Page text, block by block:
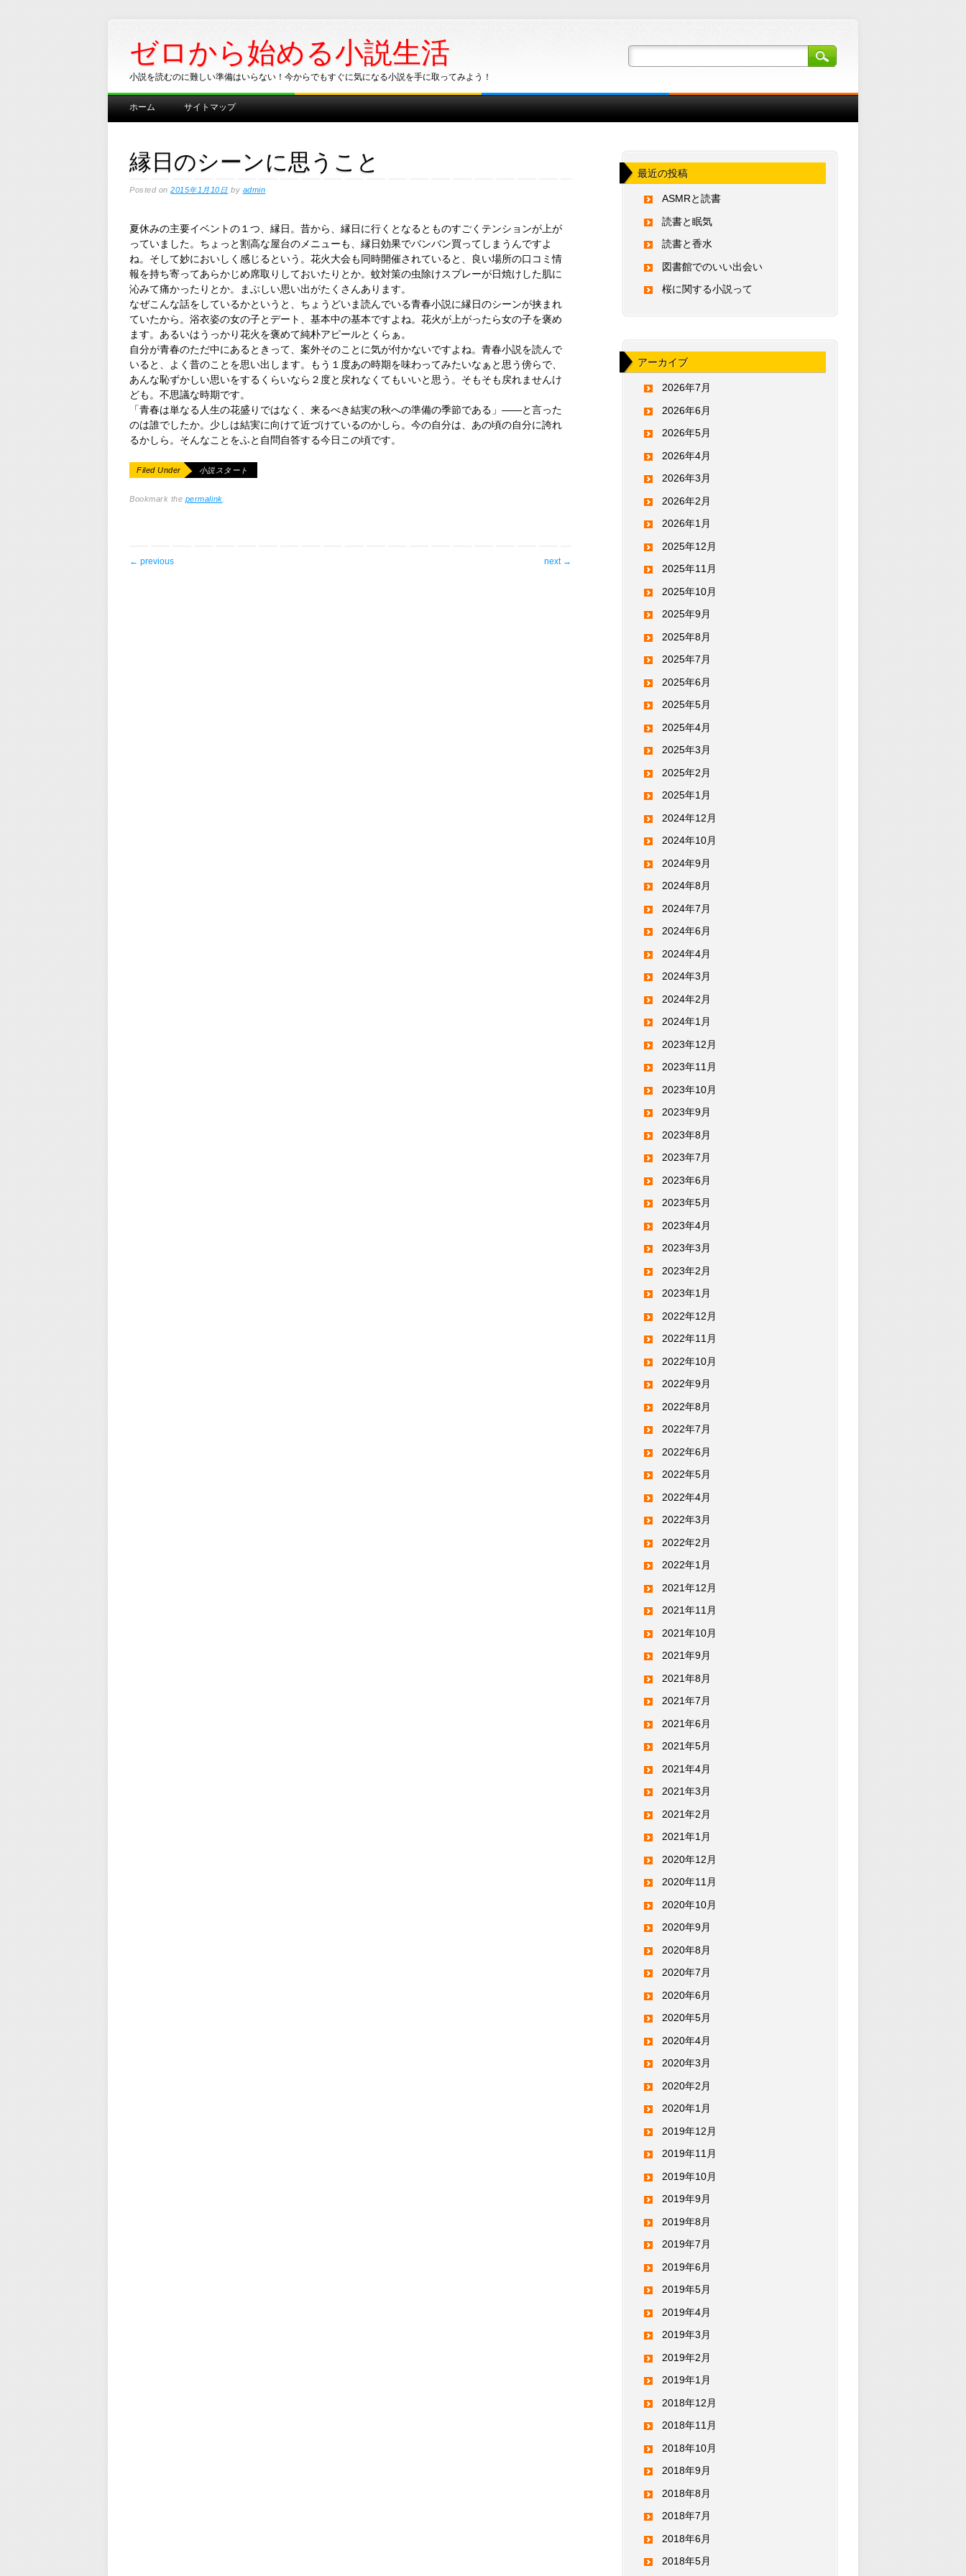
ゼロから始める小説生活
小説を読むのに難しい準備はいらない！今からでもすぐに気になる小説を手に取ってみよう！
Main menu
Skip
ホーム サイトマップ
縁日のシーンに思うこと
Posted on2015年1月10日 by admin
夏休みの主要イベントの１つ、縁日。昔から、縁日に行くとなるとものすごくテンションが上が
っていました。ちょっと割高な屋台のメニューも、縁日効果でバンバン買ってしまうんですよ
ね。そして妙においしく感じるという。花火大会も同時開催されていると、良い場所の口コミ情
報を持ち寄ってあらかじめ席取りしておいたりとか。蚊対策の虫除けスプレーが日焼けした肌に
沁みて痛かったりとか。まぶしい思い出がたくさんあります。
なぜこんな話をしているかというと、ちょうどいま読んでいる青春小説に縁日のシーンが挟まれ
ていたから。浴衣姿の女の子とデート、基本中の基本ですよね。花火が上がったら女の子を褒め
ます。あるいはうっかり花火を褒めて純朴アピールとくらぁ。
自分が青春のただ中にあるときって、案外そのことに気が付かないですよね。青春小説を読んで
いると、よく昔のことを思い出します。もう１度あの時期を味わってみたいなぁと思う傍らで、
あんな恥ずかしい思いをするくらいなら２度と戻れなくてもいいと思う。そもそも戻れませんけ
ども。不思議な時期です。
「青春は単なる人生の花盛りではなく、来るべき結実の秋への準備の季節である」――と言った
のは誰でしたか。少しは結実に向けて近づけているのかしら。今の自分は、あの頃の自分に誇れ
るかしら。そんなことをふと自問自答する今日この頃です。
Filed Under 小説スタート
Bookmark the permalink
post navigation
← previous next →
最近の投稿
ASMRと読書
読書と眠気
読書と香水
図書館でのいい出会い
桜に関する小説って
アーカイブ
2026年7月
2026年6月
2026年5月
2026年4月
2026年3月
2026年2月
2026年1月
2025年12月
2025年11月
2025年10月
2025年9月
2025年8月
2025年7月
2025年6月
2025年5月
2025年4月
2025年3月
2025年2月
2025年1月
2024年12月
2024年10月
2024年9月
2024年8月
2024年7月
2024年6月
2024年4月
2024年3月
2024年2月
2024年1月
2023年12月
2023年11月
2023年10月
2023年9月
2023年8月
2023年7月
2023年6月
2023年5月
2023年4月
2023年3月
2023年2月
2023年1月
2022年12月
2022年11月
2022年10月
2022年9月
2022年8月
2022年7月
2022年6月
2022年5月
2022年4月
2022年3月
2022年2月
2022年1月
2021年12月
2021年11月
2021年10月
2021年9月
2021年8月
2021年7月
2021年6月
2021年5月
2021年4月
2021年3月
2021年2月
2021年1月
2020年12月
2020年11月
2020年10月
2020年9月
2020年8月
2020年7月
2020年6月
2020年5月
2020年4月
2020年3月
2020年2月
2020年1月
2019年12月
2019年11月
2019年10月
2019年9月
2019年8月
2019年7月
2019年6月
2019年5月
2019年4月
2019年3月
2019年2月
2019年1月
2018年12月
2018年11月
2018年10月
2018年9月
2018年8月
2018年7月
2018年6月
2018年5月